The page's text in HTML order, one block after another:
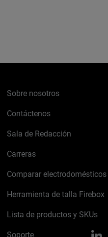
Sobre nosotros
Contáctenos
Sala de Redacción
Carreras
Comparar
Herramienta de talla Firebox
Lista de productos y SKUs
Soporte